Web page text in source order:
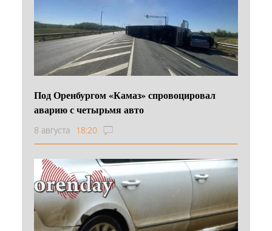
Под Оренбургом «Камаз» спровоцировал
аварию с четырьмя авто
8 августа 18:20